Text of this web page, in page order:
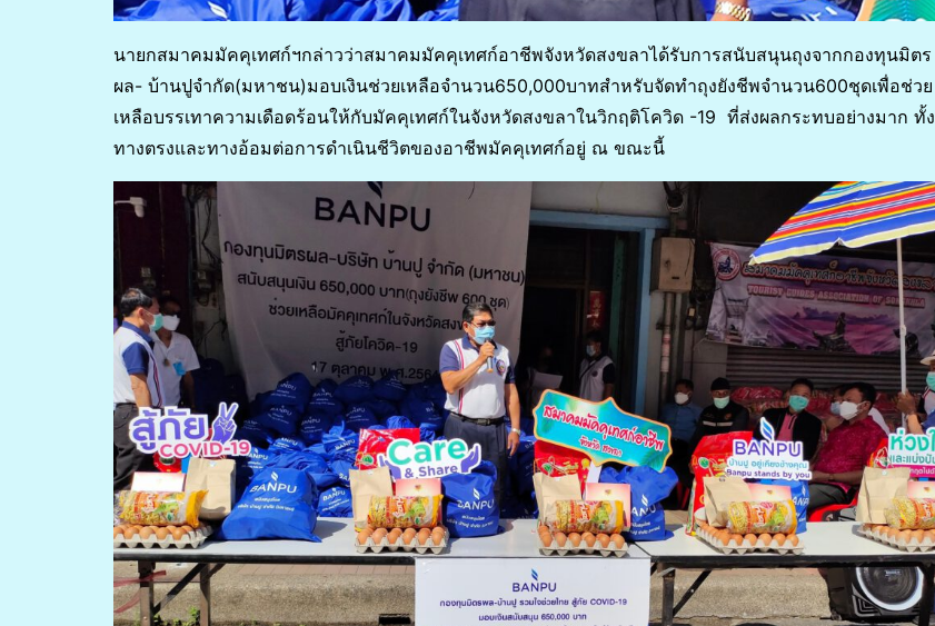
นายกสมาคมมัคคุเทศก์ฯกล่าวว่าสมาคมมัคคุเทศก์อาชีพจังหวัดสงขลาได้รับการสนับสนุนถุงจากกองทุนมิตร
ผล- บ้านปูจำกัด(มหาชน)มอบเงินช่วยเหลือจำนวน650,000บาทสำหรับจัดทำถุงยังชีพจำนวน600ชุดเพื่อช่วย
เหลือบรรเทาความเดือดร้อนให้กับมัคคุเทศก์ในจังหวัดสงขลาในวิกฤติโควิด -19 ที่ส่งผลกระทบอย่างมาก ทั้ง
ทางตรงและทางอ้อมต่อการดำเนินชีวิตของอาชีพมัคคุเทศก์อยู่ ณ ขณะนี้